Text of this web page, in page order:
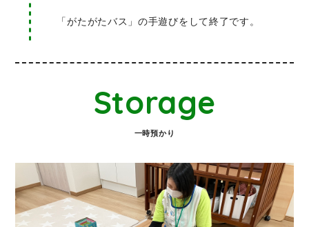
「がたがたバス」の手遊びをして終了です。
Storage
一時預かり